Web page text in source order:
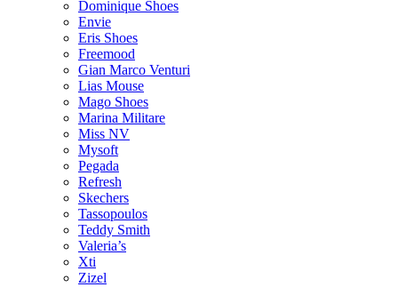
Dominique Shoes
Envie
Eris Shoes
Freemood
Gian Marco Venturi
Lias Mouse
Mago Shoes
Marina Militare
Miss NV
Mysoft
Pegada
Refresh
Skechers
Tassopoulos
Teddy Smith
Valeria’s
Xti
Zizel